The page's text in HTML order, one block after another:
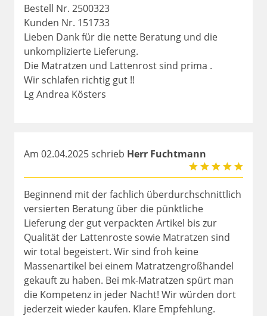
Bestell Nr. 2500323
Kunden Nr. 151733
Lieben Dank für die nette Beratung und die
unkomplizierte Lieferung.
Die Matratzen und Lattenrost sind prima .
Wir schlafen richtig gut !!
Lg Andrea Kösters
Am 02.04.2025 schrieb Herr Fuchtmann
Beginnend mit der fachlich überdurchschnittlich
versierten Beratung über die pünktliche
Lieferung der gut verpackten Artikel bis zur
Qualität der Lattenroste sowie Matratzen sind
wir total begeistert. Wir sind froh keine
Massenartikel bei einem Matratzengroßhandel
gekauft zu haben. Bei mk-Matratzen spürt man
die Kompetenz in jeder Nacht! Wir würden dort
jederzeit wieder kaufen. Klare Empfehlung.